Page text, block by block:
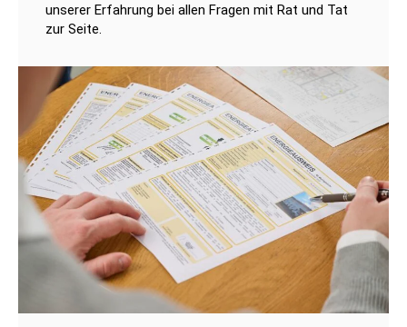
unserer Erfahrung bei allen Fragen mit Rat und Tat
zur Seite.